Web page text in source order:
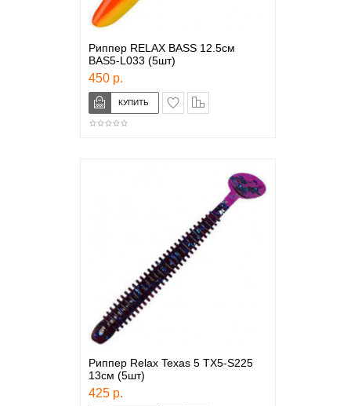
Риппер RELAX BASS 12.5см
BAS5-L033 (5шт)
450 р.
в закладки
Риппер Relax Texas 5 TX5-S225
13см (5шт)
425 р.